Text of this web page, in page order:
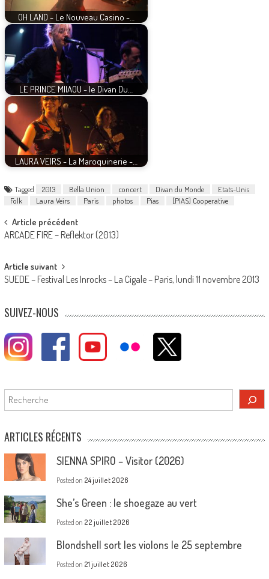
OH LAND - Le Nouveau Casino -…
LE PRINCE MIIAOU - le Divan Du…
LAURA VEIRS - La Maroquinerie -…
Tagged 2013 Bella Union concert Divan du Monde
Etats-Unis
Folk
Laura Veirs Paris photos Pias [PIAS] Cooperative
Post
navigation
Article précédent
ARCADE FIRE – Reflektor (2013)
Article suivant
SUEDE – Festival Les Inrocks – La Cigale – Paris, lundi 11 novembre 2013
SUIVEZ-NOUS
Rechercher
ARTICLES RÉCENTS
SIENNA SPIRO – Visitor (2026)
Posted on 24 juillet 2026
She’s Green : le shoegaze au vert
Posted on 22 juillet 2026
Blondshell sort les violons le 25 septembre
Posted on 21 juillet 2026